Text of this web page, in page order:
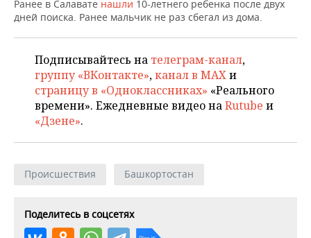
Ранее в Салавате нашли 10-летнего ребенка после двух
дней поиска. Ранее мальчик не раз сбегал из дома.
Подписывайтесь на телеграм-канал,
группу «ВКонтакте»,канал в MAXи
страницу в «Одноклассниках» «Реального
времени». Ежедневные видео наRutube и
«Дзене».
Происшествия Башкортостан
Поделитесь в соцсетях